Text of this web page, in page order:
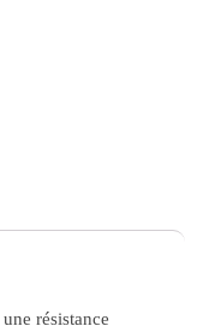
résistance